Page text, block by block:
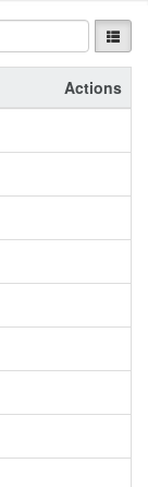
Actions